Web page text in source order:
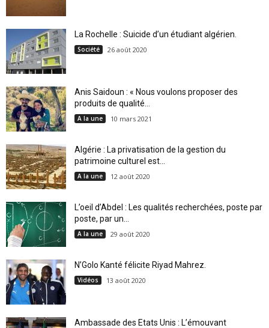
La Rochelle : Suicide d’un étudiant algérien.
Société 26 août 2020
Anis Saidoun : « Nous voulons proposer des
produits de qualité...
A la une 10 mars 2021
Algérie : La privatisation de la gestion du
patrimoine culturel est...
A la une 12 août 2020
L’oeil d’Abdel : Les qualités recherchées, poste par
poste, par un...
A la une 29 août 2020
N’Golo Kanté félicite Riyad Mahrez.
Vidéos 13 août 2020
Ambassade des Etats Unis : L’émouvant